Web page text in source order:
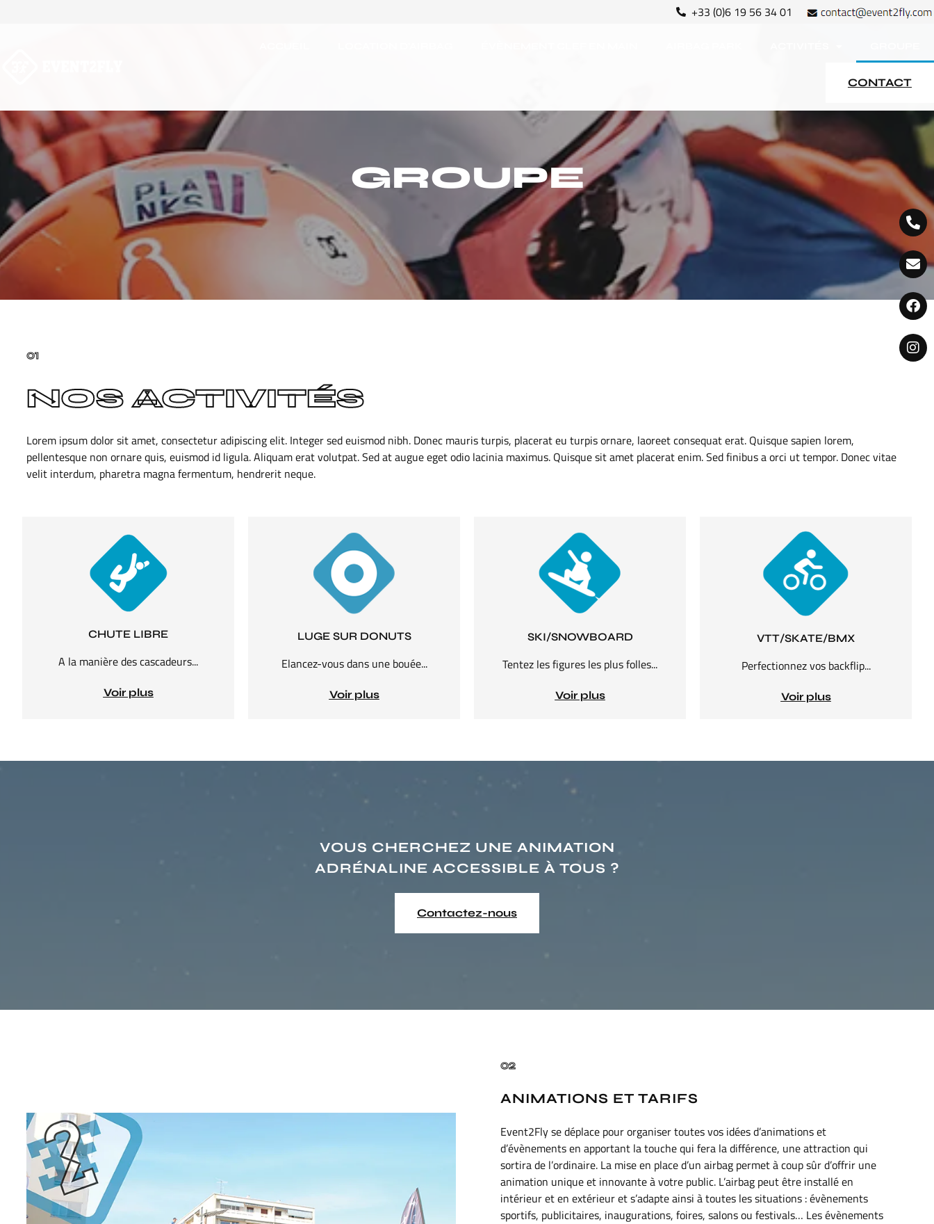
+33 (0)6 19 56 34 01
CONTACT
GROUPE
01
NOS ACTIVITÉS
Lorem ipsum dolor sit amet, consectetur adipiscing elit. Integer sed euismod nibh. Donec mauris turpis, placerat eu turpis ornare, laoreet consequat erat. Quisque sapien lorem,
pellentesque non ornare quis, euismod id ligula. Aliquam erat volutpat. Sed at augue eget odio lacinia maximus. Quisque sit amet placerat enim. Sed finibus a orci ut tempor. Donec vitae
velit interdum, pharetra magna fermentum, hendrerit neque.
CHUTE LIBRE
A la manière des cascadeurs...
Voir plus
LUGE SUR DONUTS
Elancez-vous dans une bouée...
Voir plus
SKI/SNOWBOARD
Tentez les figures les plus folles...​
Voir plus
VTT/SKATE/BMX
Perfectionnez vos backflip...​
Voir plus
VOUS CHERCHEZ UNE ANIMATION
ADRÉNALINE ACCESSIBLE À TOUS ?
Contactez-nous
02
ANIMATIONS ET TARIFS
Event2Fly se déplace pour organiser toutes vos idées d’animations et
d’évènements en apportant la touche qui fera la différence, une attraction qui
sortira de l’ordinaire. La mise en place d’un airbag permet à coup sûr d’offrir une
animation unique et innovante à votre public. L’airbag peut être installé en
intérieur et en extérieur et s’adapte ainsi à toutes les situations : évènements
sportifs, publicitaires, inaugurations, foires, salons ou festivals… Les évènements